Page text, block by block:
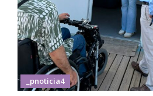
_pnoticia4